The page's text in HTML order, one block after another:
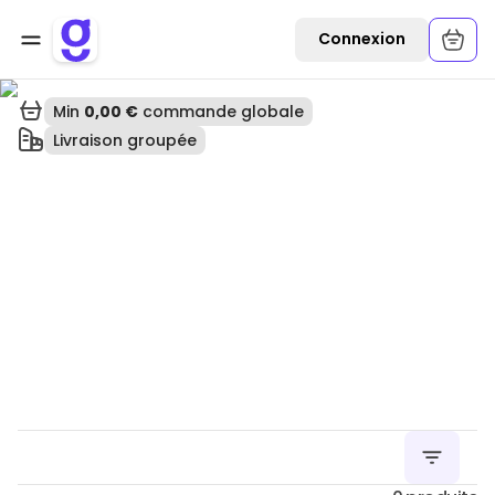
Connexion
Ouvrir une commande
Min 0,00 € commande globale
Livraison groupée